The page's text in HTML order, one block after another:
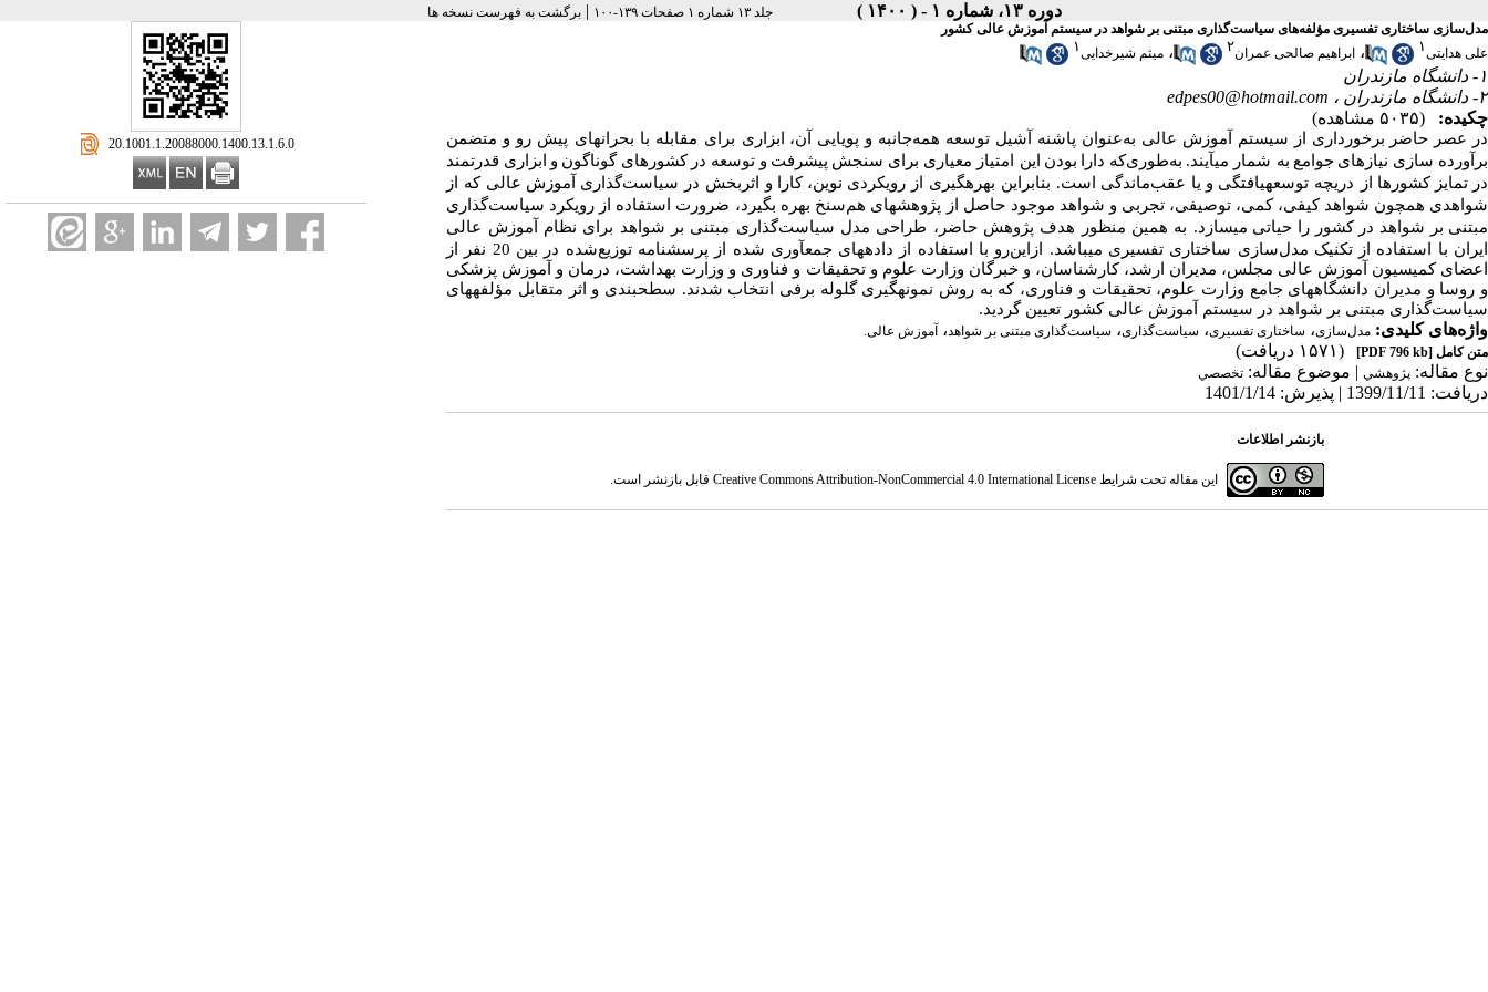
دوره ۱۳، شماره ۱ - ( ۱۴۰۰ ) جلد ۱۳ شماره ۱ صفحات ۱۳۹-۱۰۰ |برگشت به فهرست نسخه ها
‎ 20.1001.1.20088000.1400.13.1.6.0
مدل‌سازی ساختاری تفسیری مؤلفه‌های سیاست‌گذاری مبتنی بر شواهد در سیستم آموزش عالی کشور
علی هدایتی۱ ، ابراهیم صالحی عمران۲ ، میثم شیرخدایی۱
۱- دانشگاه مازندران
۲- دانشگاه مازندران ،
edpes00@hotmail.com
چکیده:
(۵۰۳۵ مشاهده)
در عصر حاضر برخورداری از سیستم آموزش عالی به‌عنوان پاشنه آشیل توسعه همه‌جانبه و پویایی آن، ابزاری برای مقابله با بحران­های پیش رو و متضمن
برآورده سازی نیازهای جوامع به شمار می­آیند. به‌طوری‌که دارا بودن این امتیاز معیاری برای سنجش پیشرفت و توسعه در کشورهای گوناگون و ابزاری قدرتمند
در تمایز کشورها از دریچه توسعه­یافتگی و یا عقب‌ماندگی است. بنابراین بهره­گیری از رویکردی نوین، کارا و اثربخش در سیاست‌گذاری آموزش عالی که از
شواهدی همچون شواهد کیفی، کمی، توصیفی، تجربی و شواهد موجود حاصل از پژوهش­های هم‌سنخ بهره بگیرد، ضرورت استفاده از رویکرد سیاست‌گذاری
مبتنی بر شواهد در کشور را حیاتی می­سازد. به همین منظور هدف پژوهش حاضر، طراحی مدل سیاست‌گذاری مبتنی بر شواهد برای نظام آموزش عالی
ایران با استفاده از تکنیک مدل‌سازی ساختاری تفسیری می­باشد. ازاین‌رو با استفاده از داده­های جمع­آوری شده از پرسشنامه توزیع‌شده در بین 20 نفر از
اعضای کمیسیون آموزش عالی مجلس، مدیران ارشد، کارشناسان، و خبرگان وزارت علوم و تحقیقات و فناوری و وزارت بهداشت، درمان و آموزش پزشکی
و روسا و مدیران دانشگاه­های جامع وزارت علوم، تحقیقات و فناوری، که به روش نمونه­گیری گلوله برفی انتخاب شدند. سطح­بندی و اثر متقابل مؤلفه­های
سیاست‌گذاری مبتنی بر شواهد در سیستم آموزش عالی کشور تعیین گردید.
واژه‌های کلیدی: مدل‌سازی، ساختاری تفسیری، سیاست‌گذاری، سیاست‌گذاری مبتنی بر شواهد ،آموزش عالی.
متن کامل [PDF 796 kb]
(۱۵۷۱ دریافت)
نوع مقاله: پژوهشي | موضوع مقاله: تخصصي
دریافت: 1399/11/11 | پذیرش: 1401/1/14
بازنشر اطلاعات
این مقاله تحت شرایط Creative Commons Attribution-NonCommercial 4.0 International Licenseقابل بازنشر است.